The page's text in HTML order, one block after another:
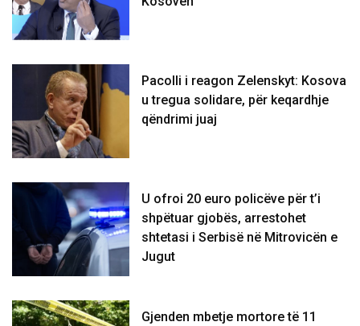
Pacolli i reagon Zelenskyt: Kosova
u tregua solidare, për keqardhje
qëndrimi juaj
U ofroi 20 euro policëve për t’i
shpëtuar gjobës, arrestohet
shtetasi i Serbisë në Mitrovicën e
Jugut
Gjenden mbetje mortore të 11